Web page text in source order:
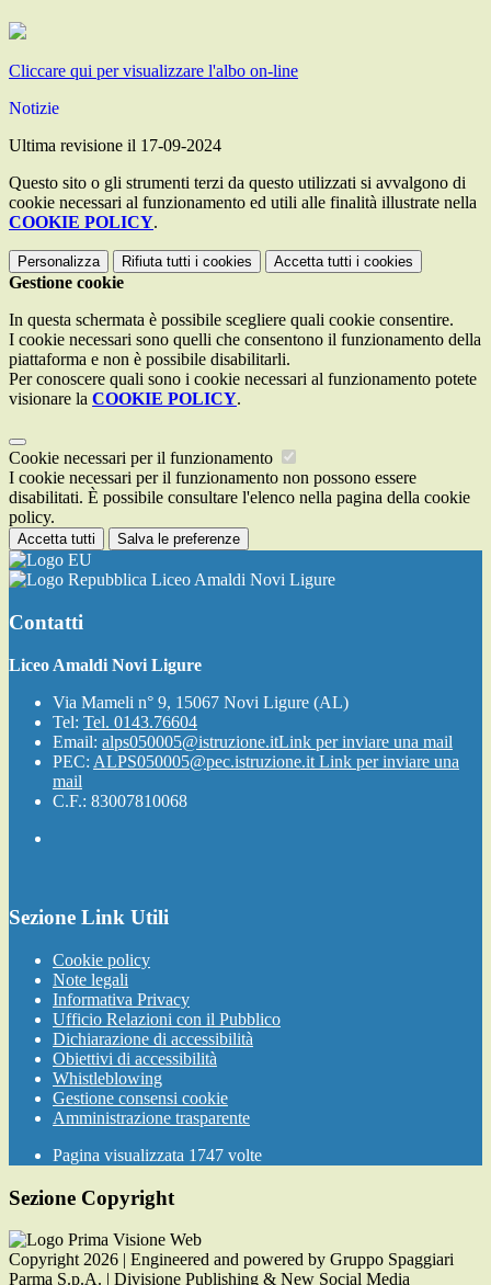
Cliccare qui per visualizzare l'albo on-line
Notizie
Ultima revisione il 17-09-2024
Questo sito o gli strumenti terzi da questo utilizzati si avvalgono di
cookie necessari al funzionamento ed utili alle finalità illustrate nella
COOKIE POLICY.
Personalizza Rifiuta tutti i cookies Accetta tutti i cookies
Gestione cookie
In questa schermata è possibile scegliere quali cookie consentire.
I cookie necessari sono quelli che consentono il funzionamento della
piattaforma e non è possibile disabilitarli.
Per conoscere quali sono i cookie necessari al funzionamento potete
visionare la COOKIE POLICY.
Cookie necessari per il funzionamento
I cookie necessari per il funzionamento non possono essere
disabilitati. È possibile consultare l'elenco nella pagina della cookie
policy.
Accetta tutti Salva le preferenze
Liceo Amaldi Novi Ligure
Contatti
Liceo Amaldi Novi Ligure
Via Mameli n° 9, 15067 Novi Ligure (AL)
Tel: Tel. 0143.76604
Email: alps050005@istruzione.itLink per inviare una mail
PEC: ALPS050005@pec.istruzione.it Link per inviare una
mail
C.F.: 83007810068
Sezione Link Utili
Cookie policy
Note legali
Informativa Privacy
Ufficio Relazioni con il Pubblico
Dichiarazione di accessibilità
Obiettivi di accessibilità
Whistleblowing
Gestione consensi cookie
Amministrazione trasparente
Pagina visualizzata 1747 volte
Sezione Copyright
Copyright 2026 | Engineered and powered by Gruppo Spaggiari
Parma S.p.A. | Divisione Publishing & New Social Media